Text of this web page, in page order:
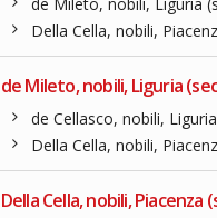
Della Cella, nobili,
de Mileto, nobili, Liguria
de Cellasco, nobili,
Della Cella, nobili,
Della Cella, nobili, Piacenza